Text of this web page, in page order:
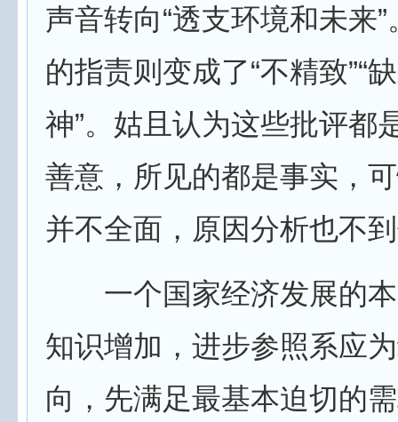
声音转向“透支环境和未来
的指责则变成了“不精致”“
神”。姑且认为这些批评都
善意，所见的都是事实，
并不全面，原因分析也不
一个国家经济发展的本
知识增加，进步参照系应
向，先满足最基本迫切的